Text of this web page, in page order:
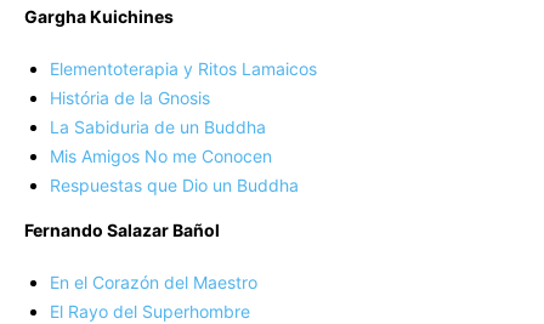
Gargha Kuichines
Elementoterapia y Ritos Lamaicos
História de la Gnosis
La Sabiduria de un Buddha
Mis Amigos No me Conocen
Respuestas que Dio un Buddha
Fernando Salazar Bañol
En el Corazón del Maestro
El Rayo del Superhombre